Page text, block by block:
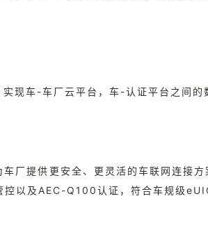
现车-车厂云平台，车-认证平台之间的
厂提供更安全、更灵活的车联网连接
控以及AEC-Q100认证，符合车规级